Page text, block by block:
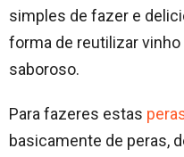
simples de fazer e
forma de reutilizar
saboroso.
Para fazeres estas
basicamente de peras,